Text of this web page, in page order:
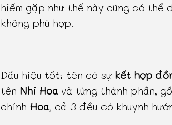
hiếm gặp như thế này cũng có thể
không phù hợp.
-
Dấu hiệu tốt: tên có sự kết hợp
tên Nhi Hoa và từng thành phần,
chính Hoa, cả 3 đều có khuynh